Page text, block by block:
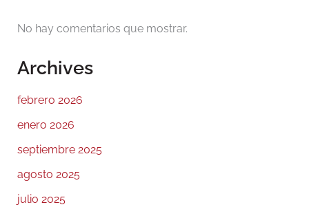
No hay comentarios que mostrar.
Archives
febrero 2026
enero 2026
septiembre 2025
agosto 2025
julio 2025